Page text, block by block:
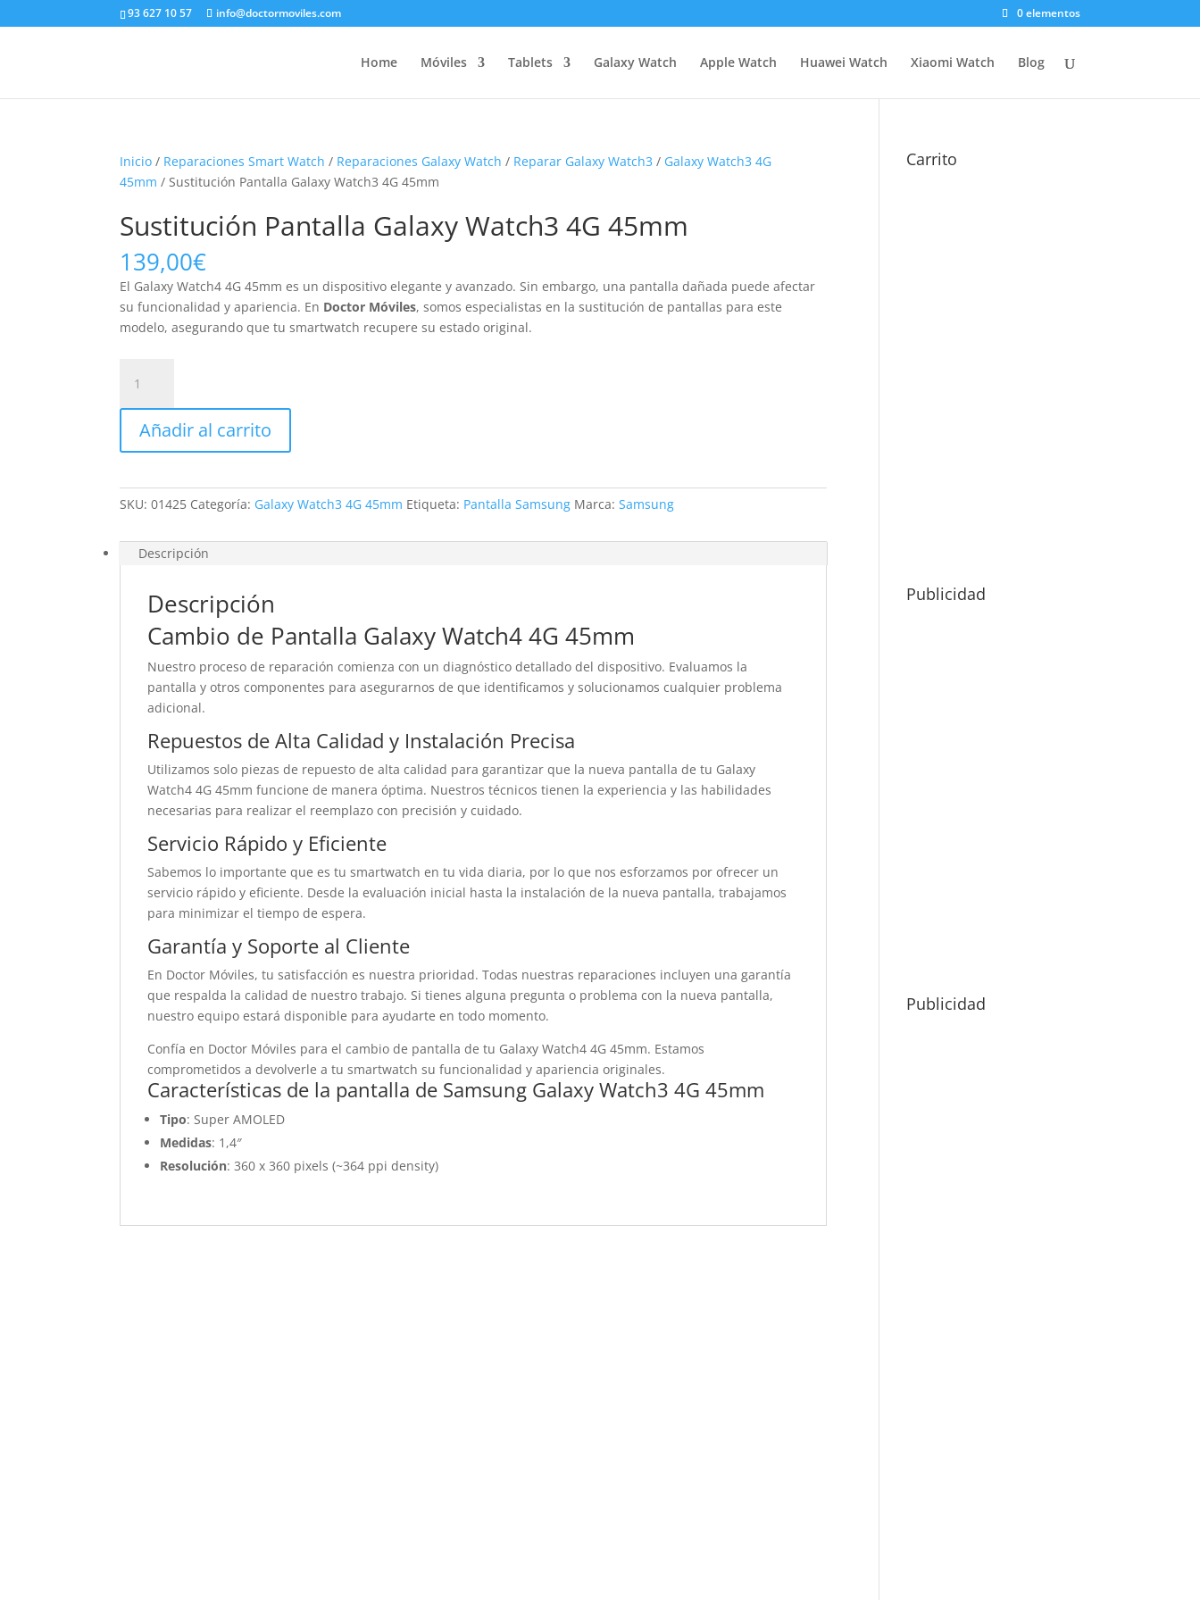
93 627 10 57 info@doctormoviles.com 0 elementos
Home Móviles Tablets Galaxy Watch Apple Watch Huawei Watch Xiaomi Watch Blog
Inicio / Reparaciones Smart Watch / Reparaciones Galaxy Watch / Reparar Galaxy Watch3 / Galaxy Watch3 4G
45mm / Sustitución Pantalla Galaxy Watch3 4G 45mm
Sustitución Pantalla Galaxy Watch3 4G 45mm
139,00€
El Galaxy Watch4 4G 45mm es un dispositivo elegante y avanzado. Sin embargo, una pantalla dañada puede afectar
su funcionalidad y apariencia. En Doctor Móviles, somos especialistas en la sustitución de pantallas para este
modelo, asegurando que tu smartwatch recupere su estado original.
Pantalla
Galaxy
Watch3
4G
cantidad
Añadir al carrito
SKU:01425 Categoría: Galaxy Watch3 4G 45mm Etiqueta: Pantalla Samsung Marca:Samsung
Descripción
Descripción
Cambio de Pantalla Galaxy Watch4 4G 45mm
Nuestro proceso de reparación comienza con un diagnóstico detallado del dispositivo. Evaluamos la
pantalla y otros componentes para asegurarnos de que identificamos y solucionamos cualquier problema
adicional.
Repuestos de Alta Calidad y Instalación Precisa
Utilizamos solo piezas de repuesto de alta calidad para garantizar que la nueva pantalla de tu Galaxy
Watch4 4G 45mm funcione de manera óptima. Nuestros técnicos tienen la experiencia y las habilidades
necesarias para realizar el reemplazo con precisión y cuidado.
Servicio Rápido y Eficiente
Sabemos lo importante que es tu smartwatch en tu vida diaria, por lo que nos esforzamos por ofrecer un
servicio rápido y eficiente. Desde la evaluación inicial hasta la instalación de la nueva pantalla, trabajamos
para minimizar el tiempo de espera.
Garantía y Soporte al Cliente
En Doctor Móviles, tu satisfacción es nuestra prioridad. Todas nuestras reparaciones incluyen una garantía
que respalda la calidad de nuestro trabajo. Si tienes alguna pregunta o problema con la nueva pantalla,
nuestro equipo estará disponible para ayudarte en todo momento.
Confía en Doctor Móviles para el cambio de pantalla de tu Galaxy Watch4 4G 45mm. Estamos
comprometidos a devolverle a tu smartwatch su funcionalidad y apariencia originales.
Características de la pantalla de Samsung Galaxy Watch3 4G 45mm
Tipo: Super AMOLED
Medidas: 1,4″
Resolución: 360 x 360 pixels (~364 ppi density)
Carrito
Publicidad
Publicidad